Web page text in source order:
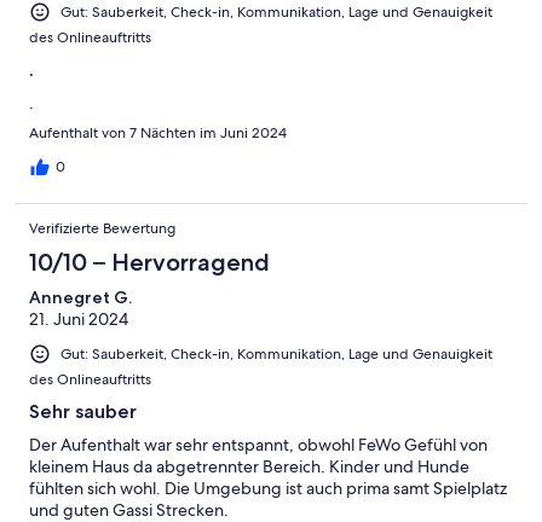
Gut: Sauberkeit, Check-in, Kommunikation, Lage und Genauigkeit
des Onlineauftritts
.
.
Aufenthalt von 7 Nächten im Juni 2024
0
Verifizierte Bewertung
10/10 – Hervorragend
Annegret G.
21. Juni 2024
Gut: Sauberkeit, Check-in, Kommunikation, Lage und Genauigkeit
des Onlineauftritts
Sehr sauber
Der Aufenthalt war sehr entspannt, obwohl FeWo Gefühl von
kleinem Haus da abgetrennter Bereich. Kinder und Hunde
fühlten sich wohl. Die Umgebung ist auch prima samt Spielplatz
und guten Gassi Strecken.